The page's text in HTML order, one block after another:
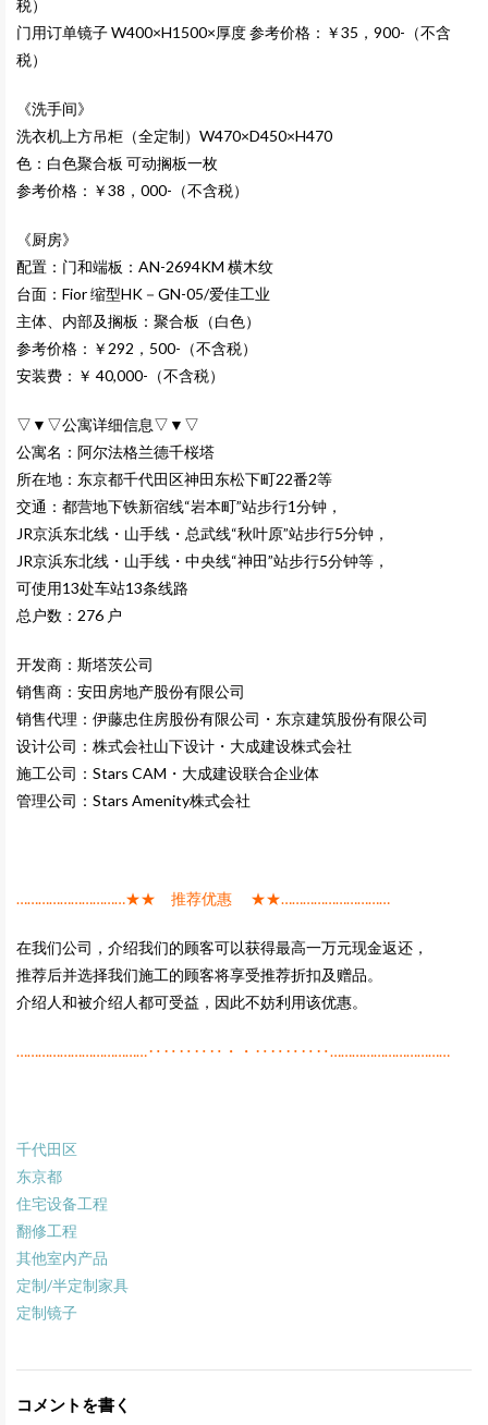
税）
门用订单镜子W400×H1500×厚度 参考价格：￥35，900-（不含
税）
《洗手间》
洗衣机上方吊柜（全定制） W470×D450×H470
色：白色聚合板 可动搁板一枚
参考价格：￥38，000-（不含税）
《厨房》
配置：门和端板：AN-2694KM 横木纹
台面：Fior 缩型HK－GN-05/爱佳工业
主体、内部及搁板：聚合板（白色）
参考价格：￥292，500-（不含税）
安装费：￥ 40,000-（不含税）
▽▼▽公寓详细信息▽▼▽
公寓名：阿尔法格兰德千桜塔
所在地：东京都千代田区神田东松下町22番2等
交通：都营地下铁新宿线“岩本町”站步行1分钟，
JR京浜东北线・山手线・总武线“秋叶原”站步行5分钟，
JR京浜东北线・山手线・中央线“神田”站步行5分钟等，
可使用13处车站13条线路
总户数：276 户
开发商：斯塔茨公司
销售商：安田房地产股份有限公司
销售代理：伊藤忠住房股份有限公司・东京建筑股份有限公司
设计公司：株式会社山下设计・大成建设株式会社
施工公司：Stars CAM・大成建设联合企业体
管理公司：Stars Amenity株式会社
…………………………★★ 推荐优惠 ★★…………………………
在我们公司，介绍我们的顾客可以获得最高一万元现金返还，
推荐后并选择我们施工的顾客将享受推荐折扣及赠品。
介绍人和被介绍人都可受益，因此不妨利用该优惠。
………………………………‥‥‥‥‥・・‥‥‥‥‥……………………………
千代田区
东京都
住宅设备工程
翻修工程
其他室内产品
定制/半定制家具
定制镜子
コメントを書く